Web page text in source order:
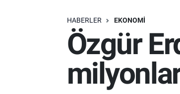
HABERLER EKONOMI
Özgür